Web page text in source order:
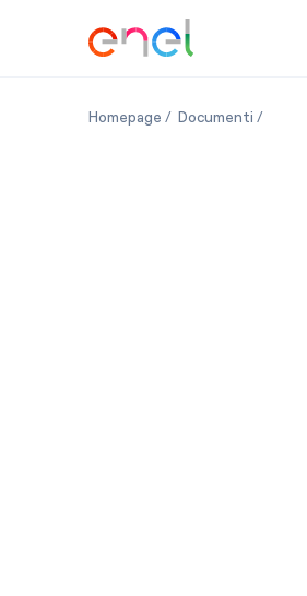
Homepage Documenti